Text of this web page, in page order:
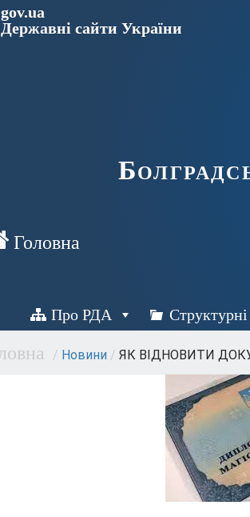
gov.ua
Державні сайти України
Про РДА Структурні
/ Новини / ЯК ВІДНОВИТИ